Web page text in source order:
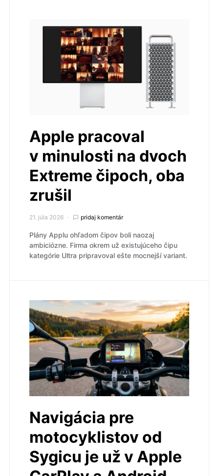
Apple pracoval
v minulosti na dvoch
Extreme čipoch, oba
zrušil
21. júla 2026 pridaj komentár
Plány Applu ohľadom čipov boli naozaj
ambiciózne. Firma okrem už existujúceho čipu
kategórie Ultra pripravoval ešte mocnejší variant.
Navigácia pre
motocyklistov od
Sygicu je už v Apple